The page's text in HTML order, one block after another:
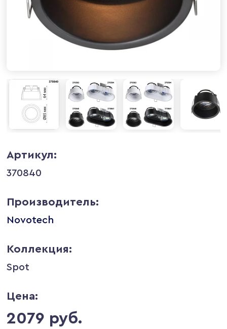
Артикул:
370840
Производитель:
Novotech
Коллекция:
Spot
Цена:
2079 руб.